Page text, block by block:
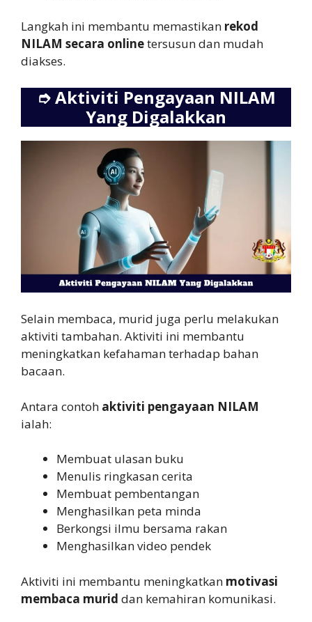
Langkah ini membantu memastikan rekod
NILAM secara onlinetersusun dan mudah
diakses.
➮Aktiviti Pengayaan NILAM
Yang Digalakkan
Selain membaca, murid juga perlu melakukan
aktiviti tambahan. Aktiviti ini membantu
meningkatkan kefahaman terhadap bahan
bacaan.
Antara contoh aktiviti pengayaan NILAM
ialah:
Membuat ulasan buku
Menulis ringkasan cerita
Membuat pembentangan
Menghasilkan peta minda
Berkongsi ilmu bersama rakan
Menghasilkan video pendek
Aktiviti ini membantu meningkatkan motivasi
membaca murid dan kemahiran komunikasi.